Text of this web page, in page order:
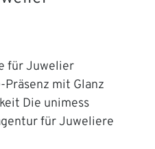
für Juwelier
Präsenz mit Glanz
Die unimess
für Juweliere